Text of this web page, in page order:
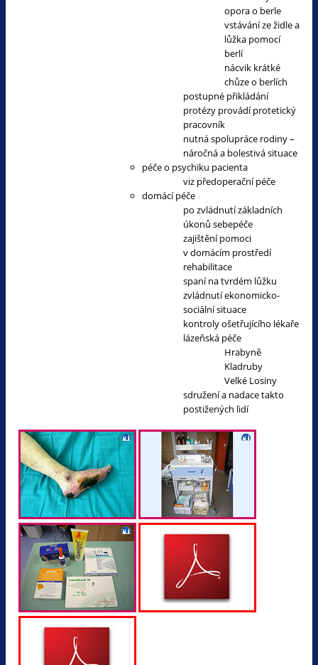
opora o berle
vstávání ze židle a
lůžka pomocí
berlí
nácvik krátké
chůze o berlích
postupné přikládání
protézy provádí protetický
pracovník
nutná spolupráce rodiny –
náročná a bolestivá situace
péče o psychiku pacienta
viz předoperační péče
domácí péče
po zvládnutí základních
úkonů sebepéče
zajištění pomoci
v domácím prostředí
rehabilitace
spaní na tvrdém lůžku
zvládnutí ekonomicko-
sociální situace
kontroly ošetřujícího lékaře
lázeňská péče
Hrabyně
Kladruby
Velké Losiny
sdružení a nadace takto
postižených lidí